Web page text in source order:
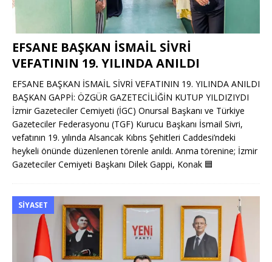
EFSANE BAŞKAN İSMAİL SİVRİ
VEFATININ 19. YILINDA ANILDI
EFSANE BAŞKAN İSMAİL SİVRİ VEFATININ 19. YILINDA ANILDI
BAŞKAN GAPPİ: ÖZGÜR GAZETECİLİĞİN KUTUP YILDIZIYDI
İzmir Gazeteciler Cemiyeti (İGC) Onursal Başkanı ve Türkiye
Gazeteciler Federasyonu (TGF) Kurucu Başkanı İsmail Sivri,
vefatının 19. yılında Alsancak Kıbrıs Şehitleri Caddesi’ndeki
heykeli önünde düzenlenen törenle anıldı. Anma törenine; İzmir
Gazeteciler Cemiyeti Başkanı Dilek Gappi, Konak 🟦
SIYASET